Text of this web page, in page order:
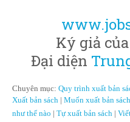
Ký giả
Đại diện
Chuyên mục: Quy trình xuất bản
Xuất bản sách | Muốn xuất bản sách
như thế nào | Tự xuất bản sách |